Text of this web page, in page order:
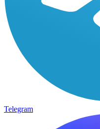
Telegram